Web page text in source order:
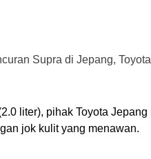
Supra di Jepang,
liter), pihak Toyota
jok kulit yang menawan.